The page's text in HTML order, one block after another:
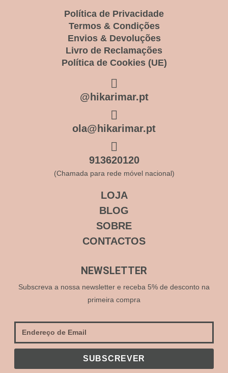
Política de Privacidade
Termos & Condições
Envios & Devoluções
Livro de Reclamações
Política de Cookies (UE)
@hikarimar.pt
ola@hikarimar.pt
913620120
(Chamada para rede móvel nacional)
LOJA
BLOG
SOBRE
CONTACTOS
NEWSLETTER
Subscreva a nossa newsletter e receba 5% de desconto na
primeira compra
SUBSCREVER